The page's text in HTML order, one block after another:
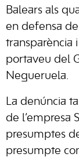
Balears als
en defensa de
transparència
portaveu del
Negueruela.
La denúncia
de l’empresa
presumptes
presumpte